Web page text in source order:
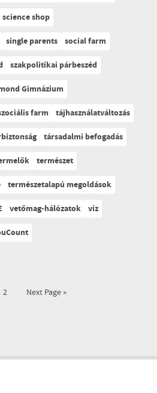
science shop
single parents social farm
szakpolitikai párbeszéd
Gimnázium
farm tájhasználatváltozás
társadalmi befogadás
természet
természetalapú megoldások
vetőmag-hálózatok víz
2 Next Page »